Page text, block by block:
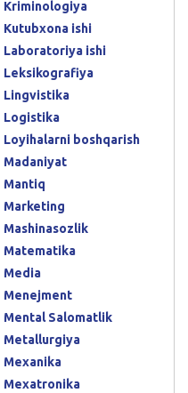
Kriminologiya
Kutubxona ishi
Laboratoriya ishi
Leksikografiya
Lingvistika
Logistika
Loyihalarni boshqarish
Madaniyat
Mantiq
Marketing
Mashinasozlik
Matematika
Media
Menejment
Mental Salomatlik
Metallurgiya
Mexanika
Mexatronika